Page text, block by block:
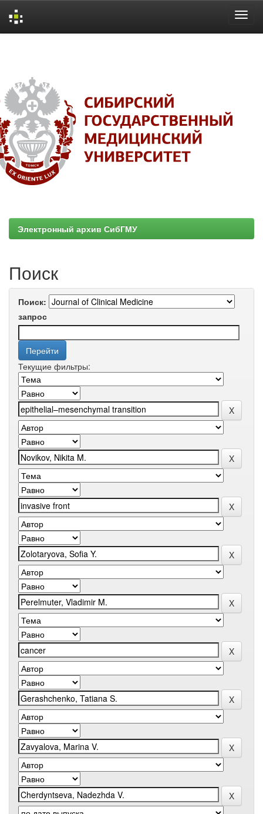
Электронный архив СибГМУ
Поиск
Поиск:
запрос
Текущие фильтры: